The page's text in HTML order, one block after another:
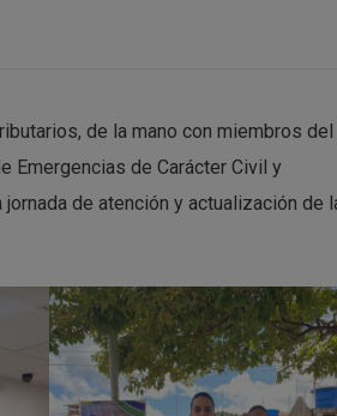
de la mano con miembros del
Emergencias de Carácter Civil y
de atención y actualización de